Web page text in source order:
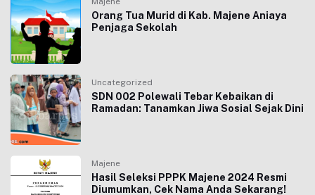
Orang Tua Murid di Kab. Majene Aniaya
Penjaga Sekolah
Uncategorized
SDN 002 Polewali Tebar Kebaikan di
Ramadan: Tanamkan Jiwa Sosial Sejak Dini
Majene
Hasil Seleksi PPPK Majene 2024 Resmi
Diumumkan, Cek Nama Anda Sekarang!